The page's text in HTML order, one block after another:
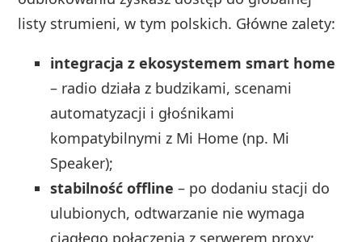
listy strumieni, w tym polskich. Główne zalety:
integracja z ekosystemem smart home
– radio działa z budzikami, scenami
automatyzacji i głośnikami
kompatybilnymi z Mi Home (np. Mi
Speaker);
stabilność offline – po dodaniu stacji do
ulubionych, odtwarzanie nie wymaga
ciągłego połączenia z serwerem proxy;